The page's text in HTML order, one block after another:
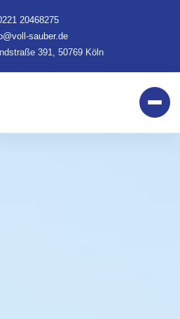
20468275
sauber.de
391, 50769 Köln